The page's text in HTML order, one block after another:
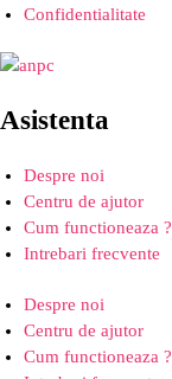
Confidentialitate
Asistenta
Despre noi
Centru de ajutor
Cum functioneaza ?
Intrebari frecvente
Despre noi
Centru de ajutor
Cum functioneaza ?